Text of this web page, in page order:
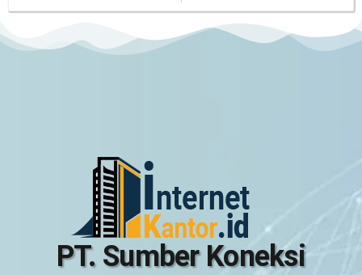
PT. Sumber Koneksi